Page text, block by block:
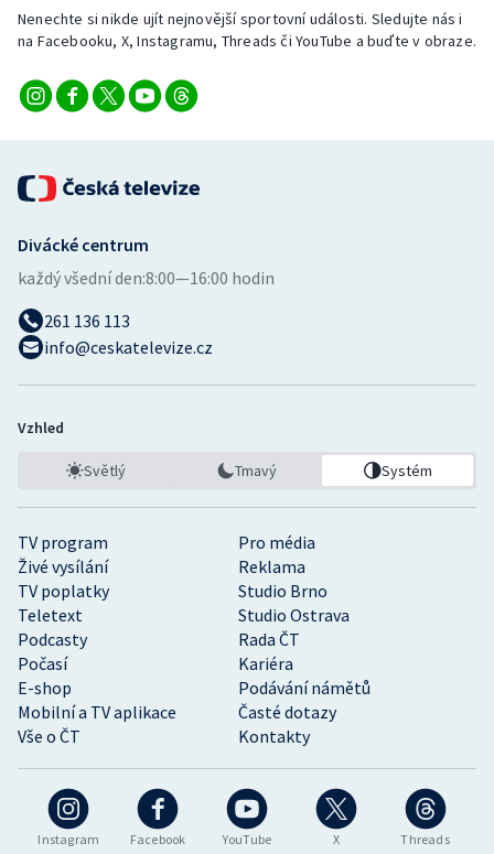
Vodní slalom
Volejbal
Ostatní
Nenechte si nikde ujít nejnovější sportovní události. Sledujte nás i
na Facebooku, X, Instagramu, Threads či YouTube a buďte v obraze.
Instagram Facebook YouTube X Threads
TV program
Pro média
Živé vysílání
Reklama
TV poplatky
Studio Brno
Teletext
Studio Ostrava
Podcasty
Rada ČT
Počasí
Kariéra
E-shop
Podávání námětů
Mobilní a TV aplikace
Časté dotazy
Vše o ČT
Kontakty
Divácké centrum
každý všední den:8:00—16:00 hodin
261 136 113
info@ceskatelevize.cz
Vzhled
Světlý Tmavý Systém